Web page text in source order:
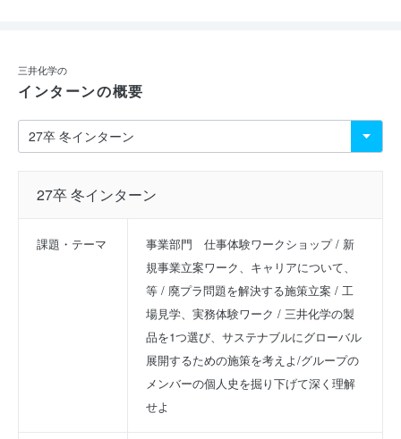
三井化学の
インターンの概要
27卒 冬インターン
課題・テーマ
事業部門　仕事体験ワークショップ / 新
規事業立案ワーク、キャリアについて、
等 / 廃プラ問題を解決する施策立案 / 工
場見学、実務体験ワーク / 三井化学の製
品を1つ選び、サステナブルにグローバル
展開するための施策を考えよ/グループの
メンバーの個人史を掘り下げて深く理解
せよ